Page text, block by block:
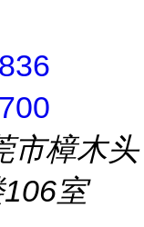
市樟木头
室